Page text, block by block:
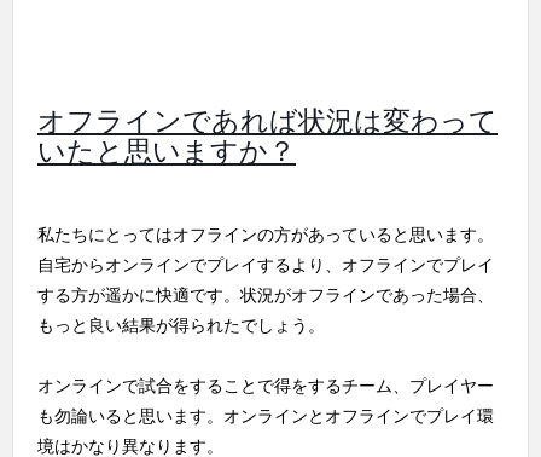
オフラインであれば状況は変わって
いたと思いますか？
私たちにとってはオフラインの方があっていると思います。
自宅からオンラインでプレイするより、オフラインでプレイ
する方が遥かに快適です。状況がオフラインであった場合、
もっと良い結果が得られたでしょう。
オンラインで試合をすることで得をするチーム、プレイヤー
も勿論いると思います。オンラインとオフラインでプレイ環
境はかなり異なります。